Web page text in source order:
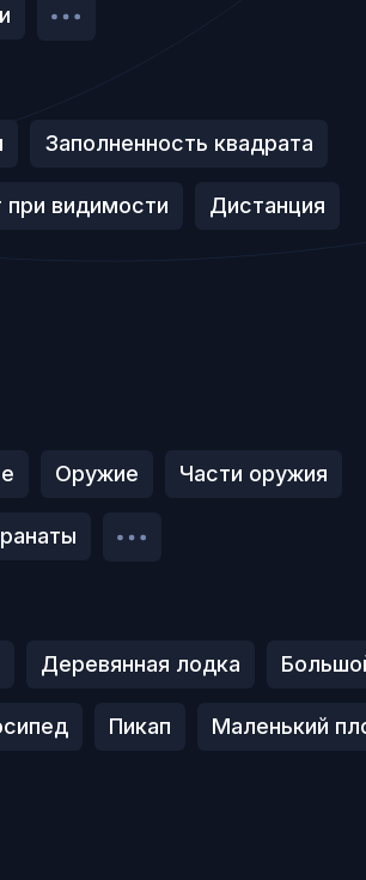
Заполненность квадрата
при видимости Дистанция
Оружие Части оружия
Деревянная лодка
Пикап Маленький